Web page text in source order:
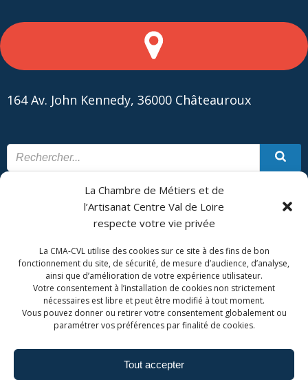
La Chambre de Métiers et de
l’Artisanat Centre Val de Loire
respecte votre vie privée
La CMA-CVL utilise des cookies sur ce site à des fins de bon
fonctionnement du site, de sécurité, de mesure d’audience, d’analyse,
ainsi que d’amélioration de votre expérience utilisateur.
Votre consentement à l’installation de cookies non strictement
nécessaires est libre et peut être modifié à tout moment.
Vous pouvez donner ou retirer votre consentement globalement ou
paramétrer vos préférences par finalité de cookies.
Tout accepter
164 Av. John Kennedy, 36000 Châteauroux
CONTACT PLAN DU SITE
CMA Formation - Châteauroux est géré par la Chambre de
Métiers et de l'Artisanat Centre Val de Loire.